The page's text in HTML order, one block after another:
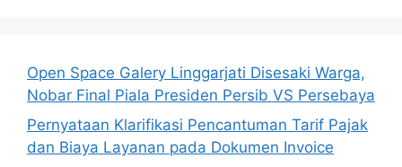
Open Space Galery Linggarjati Disesaki Warga,
Nobar Final Piala Presiden Persib VS Persebaya
Pernyataan Klarifikasi Pencantuman Tarif Pajak
dan Biaya Layanan pada Dokumen Invoice